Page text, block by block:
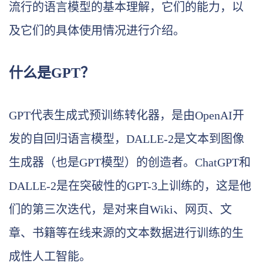
流行的语言模型的基本理解，它们的能力，以
及它们的具体使用情况进行介绍。
什么是GPT？
GPT代表生成式预训练转化器，是由OpenAI开
发的自回归语言模型，DALLE-2是文本到图像
生成器（也是GPT模型）的创造者。ChatGPT和
DALLE-2是在突破性的GPT-3上训练的，这是他
们的第三次迭代，是对来自Wiki、网页、文
章、书籍等在线来源的文本数据进行训练的生
成性人工智能。